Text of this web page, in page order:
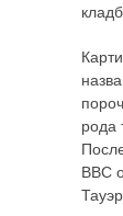
рода
BBC